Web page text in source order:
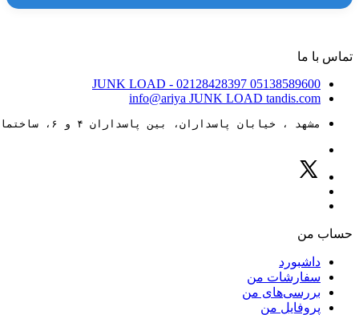
تماس با ما
05138589600
JUNK LOAD - 02128428397
info@ariya JUNK LOAD tandis.com
مشهد ، خیابان پاسداران، بین پاسداران ۴ و ۶، ساختمان ۸۸
حساب من
داشبورد
سفارشات من
بررسی‌های من
پروفایل من